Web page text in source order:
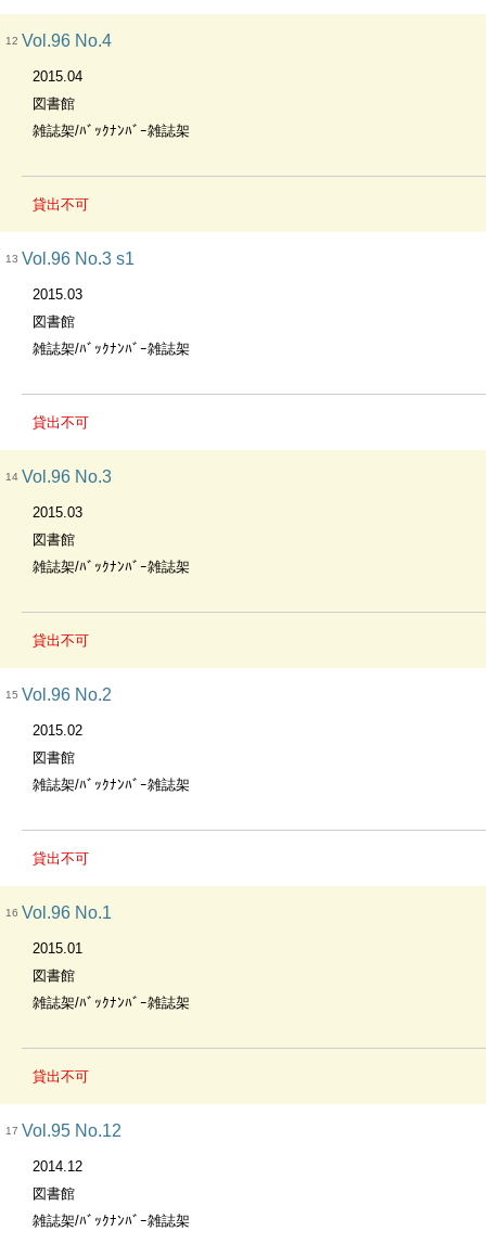
12 Vol.96 No.4
2015.04
図書館
雑誌架/ﾊﾞｯｸﾅﾝﾊﾞｰ雑誌架
貸出不可
13 Vol.96 No.3 s1
2015.03
図書館
雑誌架/ﾊﾞｯｸﾅﾝﾊﾞｰ雑誌架
貸出不可
14 Vol.96 No.3
2015.03
図書館
雑誌架/ﾊﾞｯｸﾅﾝﾊﾞｰ雑誌架
貸出不可
15 Vol.96 No.2
2015.02
図書館
雑誌架/ﾊﾞｯｸﾅﾝﾊﾞｰ雑誌架
貸出不可
16 Vol.96 No.1
2015.01
図書館
雑誌架/ﾊﾞｯｸﾅﾝﾊﾞｰ雑誌架
貸出不可
17 Vol.95 No.12
2014.12
図書館
雑誌架/ﾊﾞｯｸﾅﾝﾊﾞｰ雑誌架